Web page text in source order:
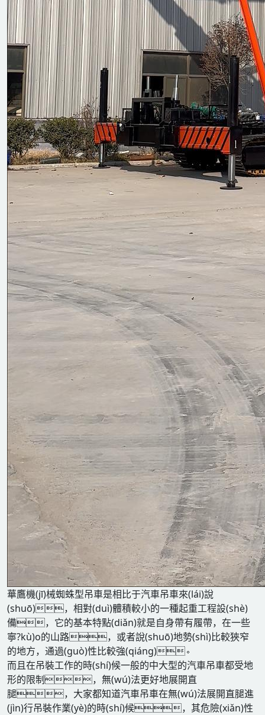
華鷹機(jī)械蜘蛛型吊車是相比于汽車吊車來(lái)說
(shuō)，相對(duì)體積較小的一種起重工程設(shè)
備，它的基本特點(diǎn)就是自身帶有履帶，在一些
寧?kù)o的山路，或者說(shuō)地勢(shì)比較狹窄
的地方，通過(guò)性比較強(qiáng)。
而且在吊裝工作的時(shí)候一般的中大型的汽車吊車都受地
形的限制，無(wú)法更好地展開直
腿，大家都知道汽車吊車在無(wú)法展開直腿進
(jìn)行吊裝作業(yè)的時(shí)候，其危險(xiǎn)性